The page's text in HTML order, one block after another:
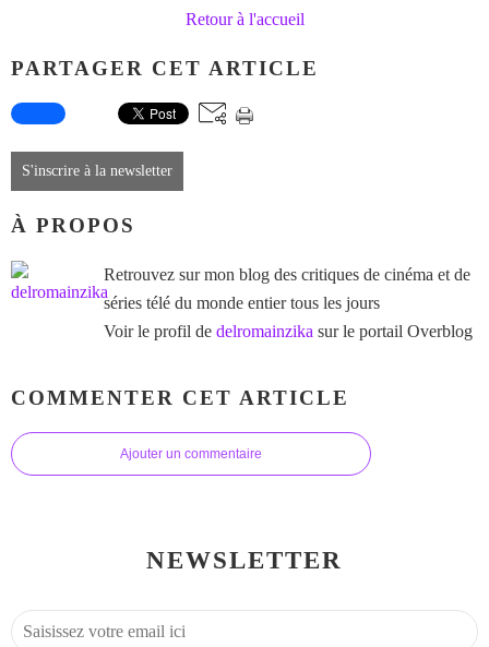
Retour à l'accueil
PARTAGER CET ARTICLE
S'inscrire à la newsletter
À PROPOS
Retrouvez sur mon blog des critiques de cinéma et de
séries télé du monde entier tous les jours
Voir le profil de delromainzika sur le portail Overblog
COMMENTER CET ARTICLE
Ajouter un commentaire
NEWSLETTER